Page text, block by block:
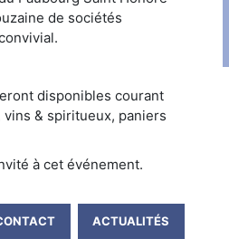
de sociétés
disponibles courant
& spiritueux, paniers
à cet événement.
ACTUALITÉS